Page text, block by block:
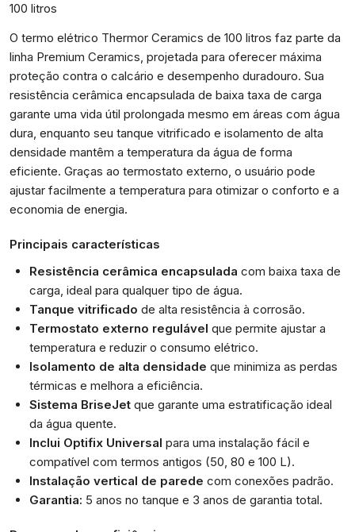
100 litros
O termo elétrico Thermor Ceramics de 100 litros faz parte da
linha Premium Ceramics, projetada para oferecer máxima
proteção contra o calcário e desempenho duradouro. Sua
resistência cerâmica encapsulada de baixa taxa de carga
garante uma vida útil prolongada mesmo em áreas com água
dura, enquanto seu tanque vitrificado e isolamento de alta
densidade mantêm a temperatura da água de forma
eficiente. Graças ao termostato externo, o usuário pode
ajustar facilmente a temperatura para otimizar o conforto e a
economia de energia.
Principais características
Resistência cerâmica encapsulada com baixa taxa de
carga, ideal para qualquer tipo de água.
Tanque vitrificado de alta resistência à corrosão.
Termostato externo regulável que permite ajustar a
temperatura e reduzir o consumo elétrico.
Isolamento de alta densidade que minimiza as perdas
térmicas e melhora a eficiência.
Sistema BriseJet que garante uma estratificação ideal
da água quente.
Inclui Optifix Universal para uma instalação fácil e
compatível com termos antigos (50, 80 e 100 L).
Instalação vertical de parede com conexões padrão.
Garantia: 5 anos no tanque e 3 anos de garantia total.